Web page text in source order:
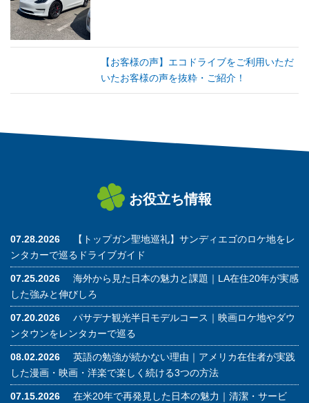
【お客様の声】エコドライブをご利用いただ
いたお客様の声を抜粋・ご紹介！
お役立ち情報
07.28.2026
【トップガン聖地巡礼】サンディエゴのロケ地をレ
ンタカーで巡るドライブガイド
07.25.2026
海外から見た日本の魅力と課題｜LA在住20年が実感
した強みと伸びしろ
07.20.2026
パサデナ観光半日モデルコース｜映画ロケ地やダウ
ンタウンをレンタカーで巡る
08.02.2026
英語の勉強が続かない理由｜アメリカ在住者が実践
した漫画・映画・洋楽で楽しく続ける3つの方法
07.15.2026
在米20年で再発見した日本の魅力｜清潔・サービ